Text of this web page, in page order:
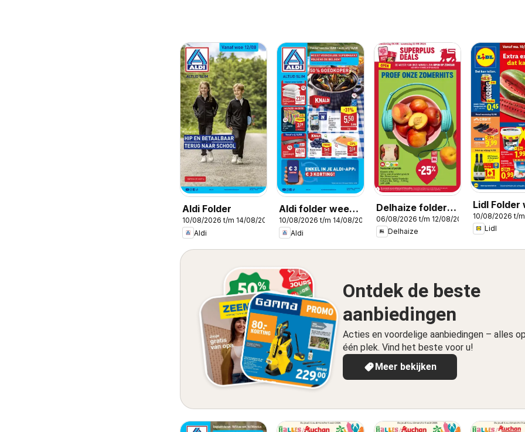
Aldi Folder
10/08/2026 t/m 14/08/2026
Aldi
Aldi folder week
33
10/08/2026 t/m 14/08/2026
Aldi
Delhaize folder
week 32
06/08/2026 t/m 12/08/2026
Delhaize
Lidl Folder
33
10/08/2026 t/
Lidl
Ontdek de beste
aanbiedingen
Acties en voordelige aanbiedingen – alles
één plek. Vind het beste voor u!
Meer bekijken